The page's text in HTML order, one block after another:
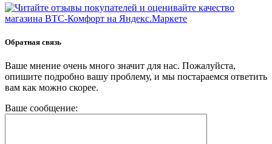
Обратная связь
Ваше мнение очень много значит для нас. Пожалуйста,
опишите подробно вашу проблему, и мы постараемся ответить
вам как можно скорее.
Ваше сообщение: